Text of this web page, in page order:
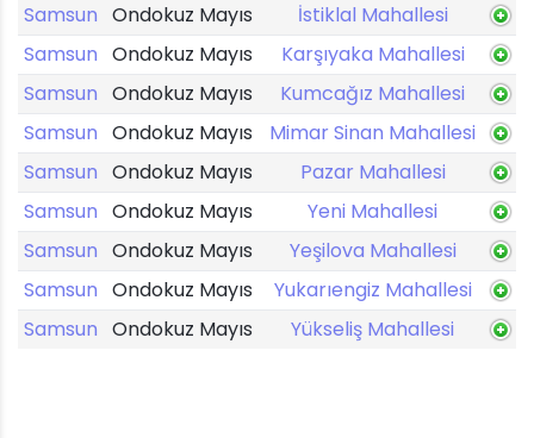
Samsun Ondokuz Mayıs
İstiklal Mahallesi
Samsun Ondokuz Mayıs
Karşıyaka Mahallesi
Samsun Ondokuz Mayıs
Kumcağız Mahallesi
Samsun Ondokuz Mayıs
Mimar Sinan Mahallesi
Samsun Ondokuz Mayıs
Pazar Mahallesi
Samsun Ondokuz Mayıs
Yeni Mahallesi
Samsun Ondokuz Mayıs
Yeşilova Mahallesi
Samsun Ondokuz Mayıs
Yukarıengiz Mahallesi
Samsun Ondokuz Mayıs Yükseliş Mahallesi